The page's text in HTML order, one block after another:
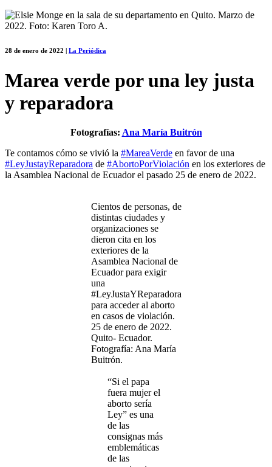
28 de enero de 2022 | La Periódica
Marea verde por una ley justa
y reparadora
Fotografías: Ana María Buitrón
Te contamos cómo se vivió la #MareaVerde en favor de una
#LeyJustayReparadora de #AbortoPorViolación en los exteriores de
la Asamblea Nacional de Ecuador el pasado 25 de enero de 2022.
Cientos de personas, de
distintas ciudades y
organizaciones se
dieron cita en los
exteriores de la
Asamblea Nacional de
Ecuador para exigir
una
#LeyJustaYReparadora
para acceder al aborto
en casos de violación.
25 de enero de 2022.
Quito- Ecuador.
Fotografía: Ana María
Buitrón.
“Si el papa
fuera mujer el
aborto sería
Ley” es una
de las
consignas más
emblemáticas
de las